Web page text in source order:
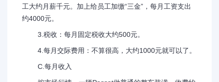
工大约月薪千元。加上给员工加缴“三金”，每月工资支出
约4000元。
3.税收：每月固定税收大约500元。
4.每月交际费用：不算很高，大约1000元就可以了。
C.每月收入